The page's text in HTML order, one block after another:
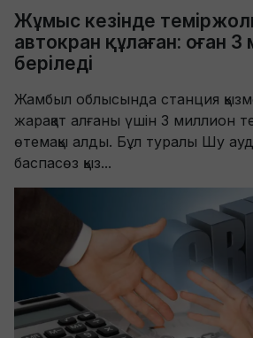
Жұмыс кезінде
автокран құлаған: оған 3
беріледі
Жамбыл облысында станция
жарақат алғаны үшін 3 миллион
өтемақы алды. Бұл туралы Шу
баспасөз қыз...